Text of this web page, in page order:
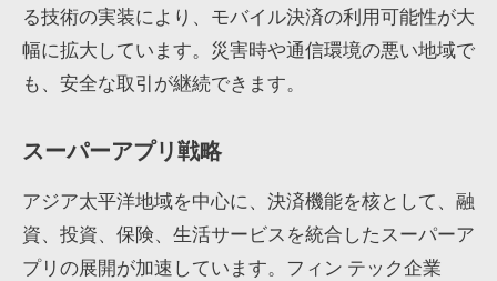
る技術の実装により、モバイル決済の利用可能性が大
幅に拡大しています。災害時や通信環境の悪い地域で
も、安全な取引が継続できます。
スーパーアプリ戦略
アジア太平洋地域を中心に、決済機能を核として、融
資、投資、保険、生活サービスを統合したスーパーア
プリの展開が加速しています。フィン テック企業